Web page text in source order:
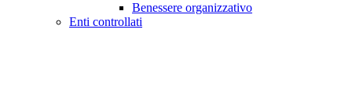
Benessere organizzativo
Enti controllati